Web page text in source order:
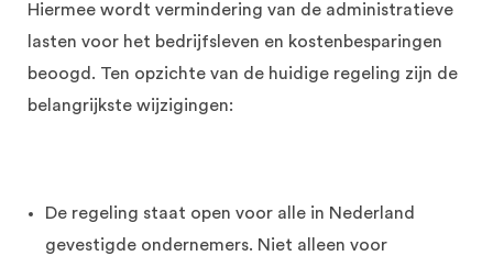
Hiermee wordt vermindering van de administratieve
lasten voor het bedrijfsleven en kostenbesparingen
beoogd. Ten opzichte van de huidige regeling zijn de
belangrijkste wijzigingen:
De regeling staat open voor alle in Nederland
gevestigde ondernemers. Niet alleen voor